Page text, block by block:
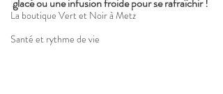
La boutique Vert et Noir à Metz
Santé et rythme de vie